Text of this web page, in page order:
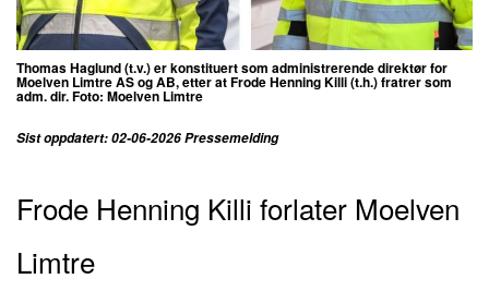
Thomas Haglund (t.v.) er konstituert som administrerende direktør for
Moelven Limtre AS og AB, etter at Frode Henning Killi (t.h.) fratrer som
adm. dir. Foto: Moelven Limtre
Sist oppdatert: 02-06-2026 Pressemelding
Frode Henning Killi forlater Moelven
Limtre